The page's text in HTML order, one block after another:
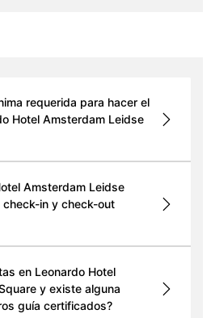
requerida para hacer el
Hotel Amsterdam Leidse
Amsterdam Leidse
in y check-out
en Leonardo Hotel
y existe alguna
guía certificados?